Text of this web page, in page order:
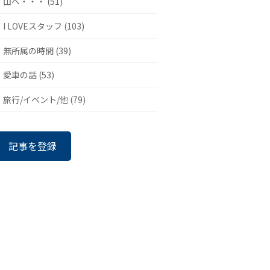
I LOVEスタッフ (103)
無所属の時間 (39)
愛車の話 (53)
旅行/イベント/他 (79)
記事を登録